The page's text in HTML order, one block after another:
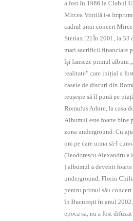
a fost în 1986 la Clubul
Mircea Vintilă i-a
cadrul unui concert
Sterian.[2] În 2001, la 33
mari sacrificii financiare
își lanseze primul album
realitate” care inițial a
casele de discuri din
reușește să îl pună pe
Romulus Arhire, la casa
Albumul este foarte bine
zona underground. Cu
om pe care urma să-l
(Teodorescu Alexandru
) albumul a devenit
underground, Florin
pentru primul său
în București în anul
epoca sa, nu a fost